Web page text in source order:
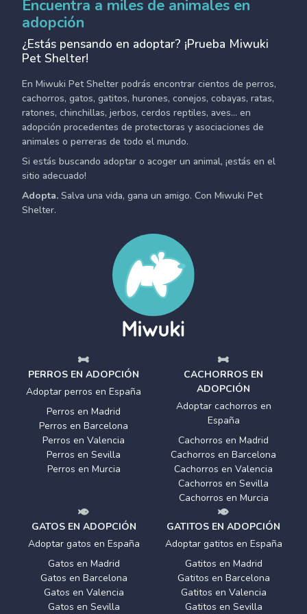
Encuentra a miles de animales en
adopción
¿Estás pensando en adoptar? ¡Prueba Miwuki
Pet Shelter!
En Miwuki Pet Shelter podrás encontrar cientos de perros,
cachorros, gatos, gatitos, hurones, conejos, cobayas, ratas,
ratones, chinchillas, jerbos, cerdos reptiles, aves... en
adopción procedentes de protectoras y asociaciones de
animales o perreras de todo el mundo.
Si estás buscando adoptar o acoger un animal, ¡estás en el
sitio adecuado!
Adopta. Salva una vida, gana un amigo. Con Miwuki Pet
Shelter.
PERROS EN ADOPCIÓN
Adoptar perros en España
Perros en Madrid
Perros en Barcelona
Perros en Valencia
Perros en Sevilla
Perros en Murcia
CACHORROS EN
ADOPCIÓN
Adoptar cachorros en
España
Cachorros en Madrid
Cachorros en Barcelona
Cachorros en Valencia
Cachorros en Sevilla
Cachorros en Murcia
GATOS EN ADOPCIÓN
Adoptar gatos en España
Gatos en Madrid
Gatos en Barcelona
Gatos en Valencia
Gatos en Sevilla
GATITOS EN ADOPCIÓN
Adoptar gatitos en España
Gatitos en Madrid
Gatitos en Barcelona
Gatitos en Valencia
Gatitos en Sevilla